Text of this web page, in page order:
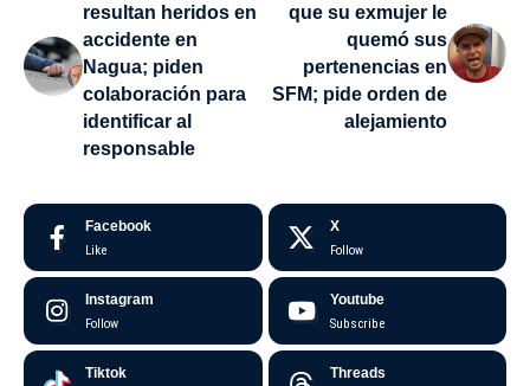
resultan heridos en
accidente en
Nagua; piden
colaboración para
identificar al
responsable
que su exmujer le
quemó sus
pertenencias en
SFM; pide orden de
alejamiento
Facebook
Like
X
Follow
Instagram
Follow
Youtube
Subscribe
Tiktok Threads